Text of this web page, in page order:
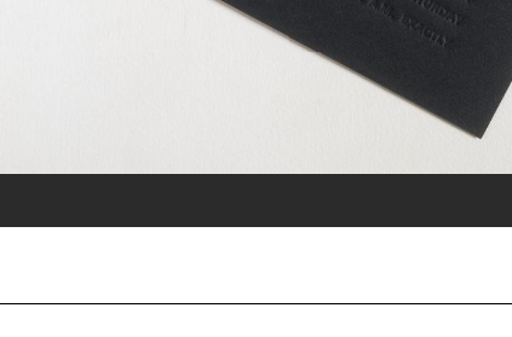
Courtesy Galerie Michael Werner, Cologne et New York